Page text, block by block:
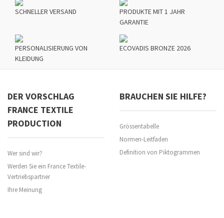
SCHNELLER VERSAND
PRODUKTE MIT 1 JAHR
GARANTIE
PERSONALISIERUNG VON
KLEIDUNG
ECOVADIS BRONZE 2026
DER VORSCHLAG
FRANCE TEXTILE
PRODUCTION
Wer sind wir?
Werden Sie ein France Textile-
Vertriebspartner
Ihre Meinung
BRAUCHEN SIE HILFE?
Grössentabelle
Normen-Leitfaden
Definition von Piktogrammen